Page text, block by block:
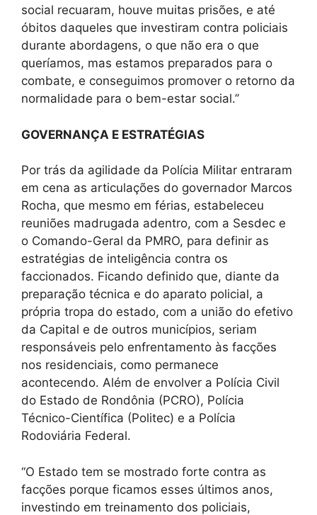
social recuaram, houve muitas prisões, e até
óbitos daqueles que investiram contra policiais
durante abordagens, o que não era o que
queríamos, mas estamos preparados para o
combate, e conseguimos promover o retorno da
normalidade para o bem-estar social.’’
GOVERNANÇA E ESTRATÉGIAS
Por trás da agilidade da Polícia Militar entraram
em cena as articulações do governador Marcos
Rocha, que mesmo em férias, estabeleceu
reuniões madrugada adentro, com a Sesdec e
o Comando-Geral da PMRO, para definir as
estratégias de inteligência contra os
faccionados. Ficando definido que, diante da
preparação técnica e do aparato policial, a
própria tropa do estado, com a união do efetivo
da Capital e de outros municípios, seriam
responsáveis pelo enfrentamento às facções
nos residenciais, como permanece
acontecendo. Além de envolver a Polícia Civil
do Estado de Rondônia (PCRO), Polícia
Técnico-Científica (Politec) e a Polícia
Rodoviária Federal.
‘‘O Estado tem se mostrado forte contra as
facções porque ficamos esses últimos anos,
investindo em treinamento dos policiais,